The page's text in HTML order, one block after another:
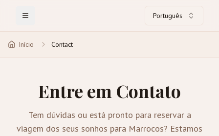
Toggle Menu Português
Início Contact
Entre em Contato
Tem dúvidas ou está pronto para reservar a
viagem dos seus sonhos para Marrocos? Estamos